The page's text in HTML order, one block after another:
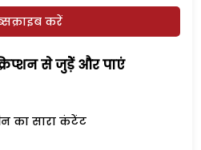
करें
से जुड़ेें और पाएं
का सारा कंटेंट